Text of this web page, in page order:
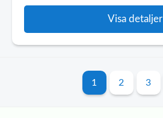
Visa detaljer
1 2 3